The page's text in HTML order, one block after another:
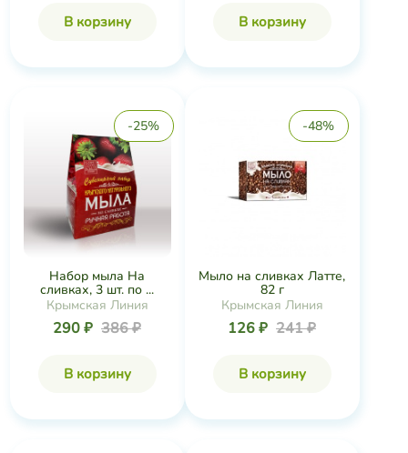
В корзину В корзину
-25%
Набор мыла На
сливках, 3 шт. по ...
Крымская Линия
290 ₽ 386 ₽
В корзину
-48%
Мыло на сливках Латте,
82 г
Крымская Линия
126 ₽ 241 ₽
В корзину